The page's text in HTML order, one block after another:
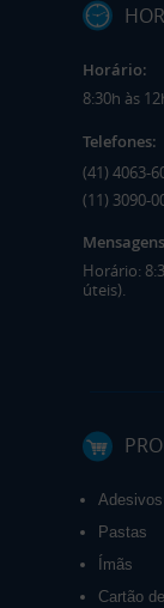
Horário:
8:30h às
Telefones:
(41) 4063-
(11) 3090-
Horário:
úteis).
Adesivos
Pastas
Ímãs
Cartão